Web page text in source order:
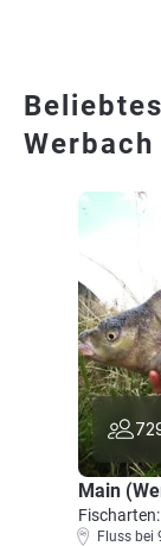
Werbach
Main
Fluss bei